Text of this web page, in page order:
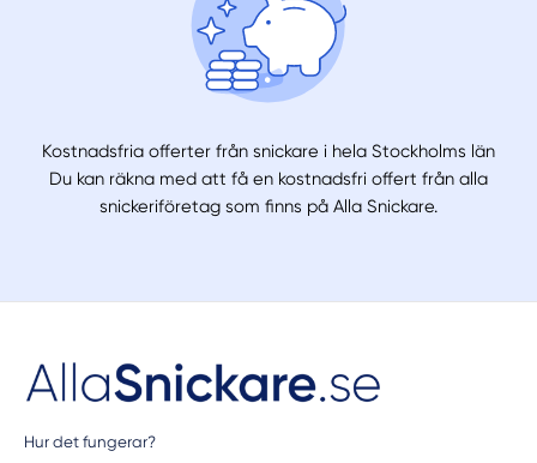
Kostnadsfria offerter från snickare i hela Stockholms län
Du kan räkna med att få en kostnadsfri offert från alla
snickeriföretag som finns på Alla Snickare.
Hur det fungerar?